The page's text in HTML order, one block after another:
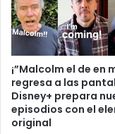
¡”Malcolm el de en
regresa a las
Disney+ prepara
episodios con el
original